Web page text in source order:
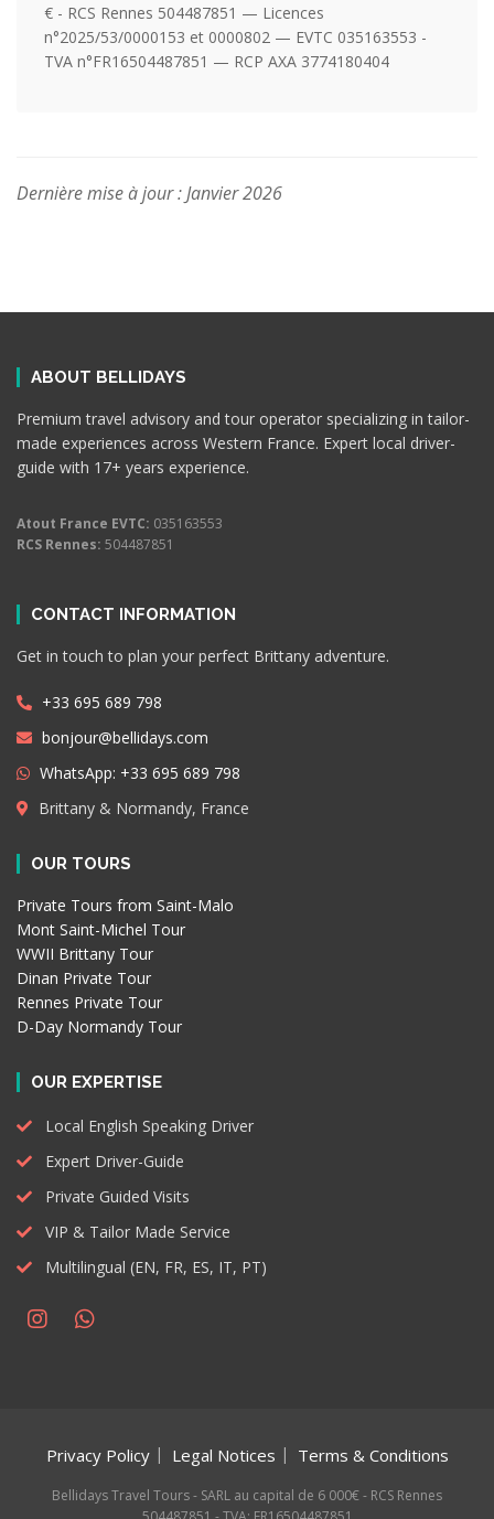
€ - RCS Rennes 504487851 — Licences
n°2025/53/0000153 et 0000802 — EVTC 035163553 -
TVA n°FR16504487851 — RCP AXA 3774180404
Dernière mise à jour : Janvier 2026
ABOUT BELLIDAYS
Premium travel advisory and tour operator specializing in tailor-
made experiences across Western France. Expert local driver-
guide with 17+ years experience.
Atout France EVTC: 035163553
RCS Rennes: 504487851
CONTACT INFORMATION
Get in touch to plan your perfect Brittany adventure.
+33 695 689 798
bonjour@bellidays.com
WhatsApp: +33 695 689 798
Brittany & Normandy, France
OUR TOURS
Private Tours from Saint-Malo
Mont Saint-Michel Tour
WWII Brittany Tour
Dinan Private Tour
Rennes Private Tour
D-Day Normandy Tour
OUR EXPERTISE
Local English Speaking Driver
Expert Driver-Guide
Private Guided Visits
VIP & Tailor Made Service
Multilingual (EN, FR, ES, IT, PT)
Privacy Policy Legal Notices Terms & Conditions
Bellidays Travel Tours - SARL au capital de 6 000€ - RCS Rennes